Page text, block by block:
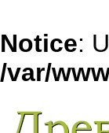
Notice:
/var/